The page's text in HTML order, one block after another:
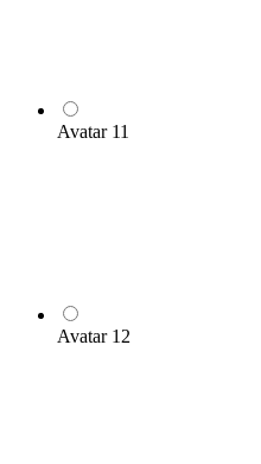
Avatar 11
Avatar 12